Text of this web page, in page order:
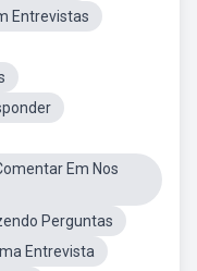
Entrevistas
Em Nos
Perguntas
Entrevista